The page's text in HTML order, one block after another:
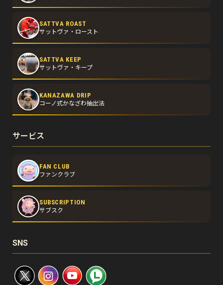
SATTVA ROAST
サットヴァ・ロースト
SATTVA KEEP
サットヴァ・キープ
KANAZAWA DRIP
コーノ式かなざわ抽出法
サービス
FAN CLUB
ファンクラブ
SUBSCRIPTION
サブスク
SNS